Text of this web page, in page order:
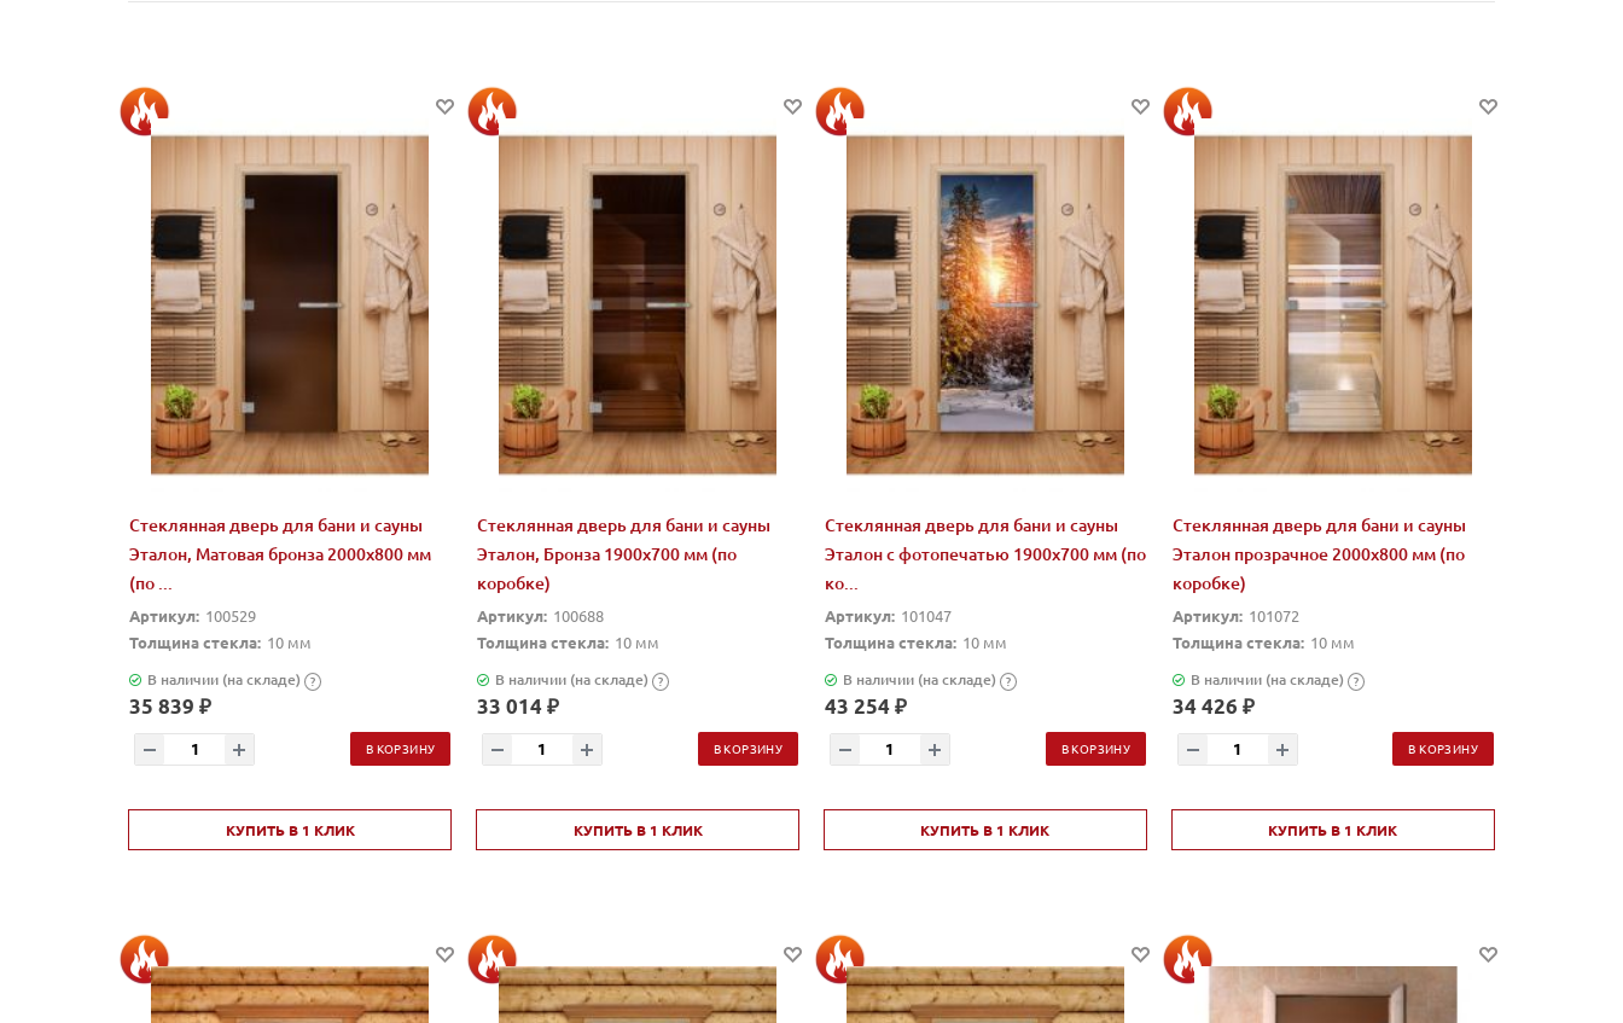
Стеклянная дверь для бани и сауны
Эталон, Матовая бронза 2000х800 мм
(по ...
Артикул: 100529
Толщина стекла: 10 мм
В наличии (на складе) ?
35 839 ₽
В КОРЗИНУ
КУПИТЬ В 1 КЛИК
Стеклянная дверь для бани и сауны
Эталон, Бронза 1900х700 мм (по
коробке)
Артикул: 100688
Толщина стекла: 10 мм
В наличии (на складе) ?
33 014 ₽
В КОРЗИНУ
КУПИТЬ В 1 КЛИК
Стеклянная дверь для бани и сауны
Эталон с фотопечатью 1900х700 мм (по
ко...
Артикул: 101047
Толщина стекла: 10 мм
В наличии (на складе) ?
43 254 ₽
В КОРЗИНУ
КУПИТЬ В 1 КЛИК
Стеклянная дверь для бани и сауны
Эталон прозрачное 2000х800 мм (по
коробке)
Артикул: 101072
Толщина стекла: 10 мм
В наличии (на складе) ?
34 426 ₽
В КОРЗИНУ
КУПИТЬ В 1 КЛИК